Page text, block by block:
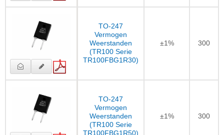
TO-247
Vermogen
Weerstanden
(TR100 Serie
TR100FBG1R30)
±1% 300
TO-247
Vermogen
Weerstanden
(TR100 Serie
TR100FBG1R50)
±1% 300